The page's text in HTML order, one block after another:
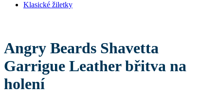
Klasické žiletky
Angry Beards Shavetta
Garrigue Leather břitva na
holení